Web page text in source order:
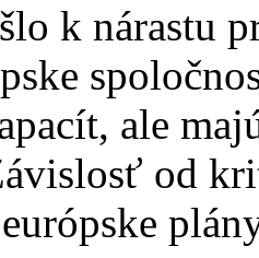
k nárastu
ale
od